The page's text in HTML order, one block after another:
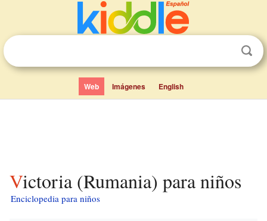
Web Imágenes English
Victoria (Rumania) para niños
Enciclopedia para niños